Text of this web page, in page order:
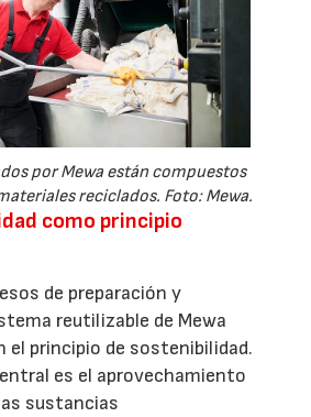
por Mewa están compuestos
reciclados. Foto: Mewa.
como principio
de preparación y
reutilizable de Mewa
el principio de sostenibilidad.
es el aprovechamiento
sustancias